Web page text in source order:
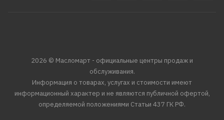
2026 © Масломарт - официальные центры продаж и
обслуживания.
Информация о товарах, услугах и стоимости имеют
информационный характер и не являются публичной офертой,
определяемой положениями Статьи 437 ГК РФ.